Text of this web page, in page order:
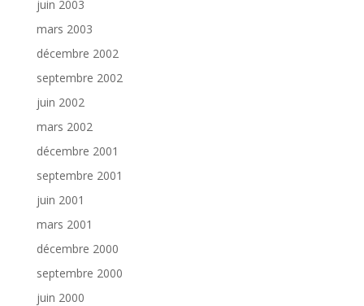
juin 2003
mars 2003
décembre 2002
septembre 2002
juin 2002
mars 2002
décembre 2001
septembre 2001
juin 2001
mars 2001
décembre 2000
septembre 2000
juin 2000